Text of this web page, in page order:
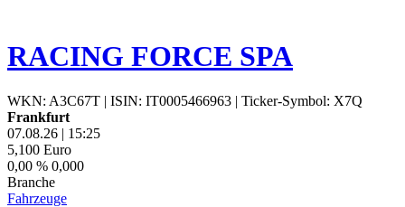
RACING FORCE SPA
WKN: A3C67T | ISIN: IT0005466963 | Ticker-Symbol: X7Q
Frankfurt
07.08.26 | 15:25
5,100 Euro
0,00 % 0,000
Branche
Fahrzeuge